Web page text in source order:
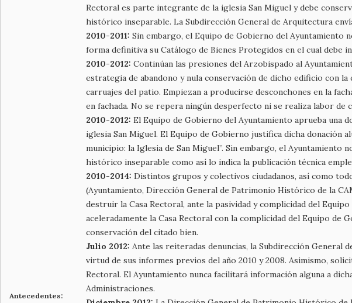
Antecedentes:
Rectoral es parte integrante de la iglesia San Miguel y debe
histórico inseparable. La Subdirección General de Arquitectura
2010-2011: Sin embargo, el Equipo de Gobierno del Ayuntamiento
forma definitiva su Catálogo de Bienes Protegidos en el cual
2010-2012: Continúan las presiones del Arzobispado al
estrategia de abandono y nula conservación de dicho edificio con
carruajes del patio. Empiezan a producirse desconchones en la
en fachada. No se repera ningún desperfecto ni se realiza labor de
2010-2012: El Equipo de Gobierno del Ayuntamiento aprueba una
iglesia San Miguel. El Equipo de Gobierno justifica dicha donación
municipio: la Iglesia de San Miguel”. Sin embargo, el Ayuntamiento
histórico inseparable como así lo indica la publicación técnica
2010-2014: Distintos grupos y colectivos ciudadanos, así como
(Ayuntamiento, Dirección General de Patrimonio Histórico de la
destruir la Casa Rectoral, ante la pasividad y complicidad del
aceleradamente la Casa Rectoral con la complicidad del Equipo
conservación del citado bien.
Julio 2012: Ante las reiteradas denuncias, la Subdirección General
virtud de sus informes previos del año 2010 y 2008. Asimismo,
Rectoral. El Ayuntamiento nunca facilitará información alguna a
Administraciones.